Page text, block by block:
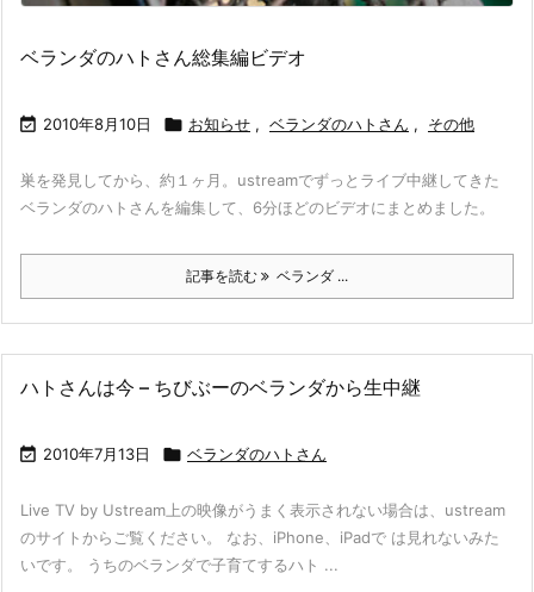
ベランダのハトさん総集編ビデオ
 2010年8月10日  お知らせ , ベランダのハトさん , その他
巣を発見してから、約１ヶ月。ustreamでずっとライブ中継してきた
ベランダのハトさんを編集して、6分ほどのビデオにまとめました。
記事を読む ベランダ ...
ハトさんは今 – ちびぶーのベランダから生中継
 2010年7月13日  ベランダのハトさん
Live TV by Ustream上の映像がうまく表示されない場合は、ustream
のサイトからご覧ください。 なお、iPhone、iPadで は見れないみた
いです。 うちのベランダで子育てするハト ...